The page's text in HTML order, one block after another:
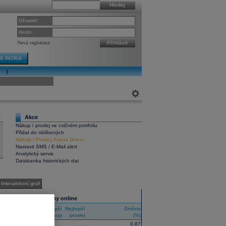
Hledej
Uživatel:
Heslo:
Nová registrace Přihlásit
PATRIA
Akce
Nákup / prodej ve cvičném portfoliu
Přidat do oblíbených
Nákup/ Prodej Patria Direct
Nastavit SMS / E-Mail alert
Analytický servis
Databanka historických dat
Interaktivní graf
Všechny trhy online
Nejlepší
nákup
Nejlepší
prodej
Změna
(%)
0,87